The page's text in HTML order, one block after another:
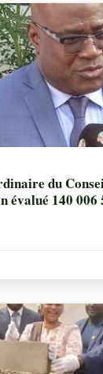
du
évalué 140 006